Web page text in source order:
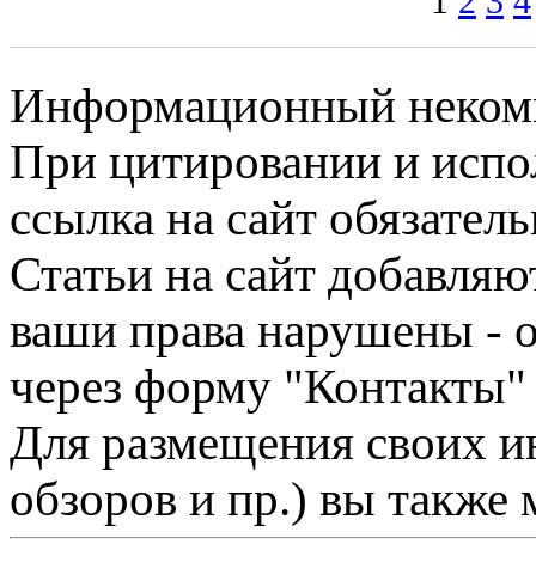
Информационный
При цитировании и
ссылка на сайт
Статьи на сайт
ваши права нарушены -
через форму "Контакты"
Для размещения своих
обзоров и пр.) вы также